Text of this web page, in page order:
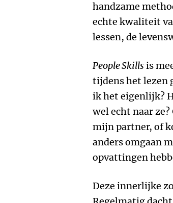
handzame
echte kwaliteit
lessen, de
People Skills is
tijdens het lezen
ik het eigenlijk?
wel echt naar
mijn partner, of
anders omgaan
opvattingen
Deze innerlijke